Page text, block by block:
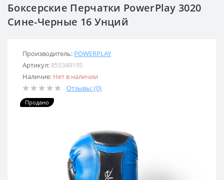
Боксерские Перчатки PowerPlay 3020
Сине-Черные 16 Унций
Производитель: POWERPLAY
Артикул: 855349195
Наличие: Нет в наличии
Отзывы: (0)
Продано